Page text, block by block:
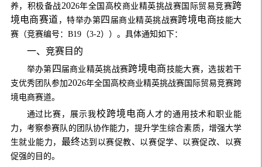
养，积极备战2026年全国高校商业精英挑战赛国际贸易竞赛跨
境电商赛道 ，特举办第 四 届商业精英挑战赛跨境电商技能大
赛（竞赛编号： B19（3-2）） 。具体通知如下：
一、竞赛目的
举办第 四 届商业精英挑战赛跨境电商技能大赛，选拔若干
支优秀团队参加2026年全国高校商业精英挑战赛国际贸易竞赛跨
境电商赛道。
通过比赛，展示我校跨境电商 人才的通用技术和职业能
力，考察参赛队的团队协作能力，提升学生综合素质，增强大学
生就业能力， 最终达到以赛促教、以赛促学、以赛促改、以赛
促强的目的。